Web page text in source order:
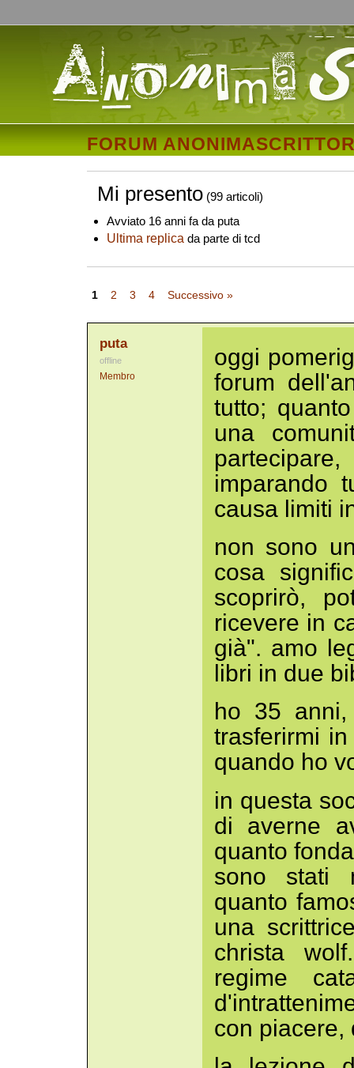
FORUM
Mi presento (99 articoli)
Avviato 16 anni fa da puta
Ultima replica da parte di tcd
1 2 3 4 Successivo »
puta
offline
Membro
oggi
forum
tutto;
una
imparando
causa limiti
non sono
cosa
scoprirò,
ricevere in
già". amo
libri in due
ho 35
trasferirmi
quando ho
in questa
di averne
quanto
sono stati
quanto
una
christa
regime
con piacere,